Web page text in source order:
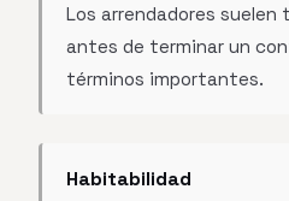
Los arrendadores suelen
antes de terminar un
términos importantes.
Habitabilidad